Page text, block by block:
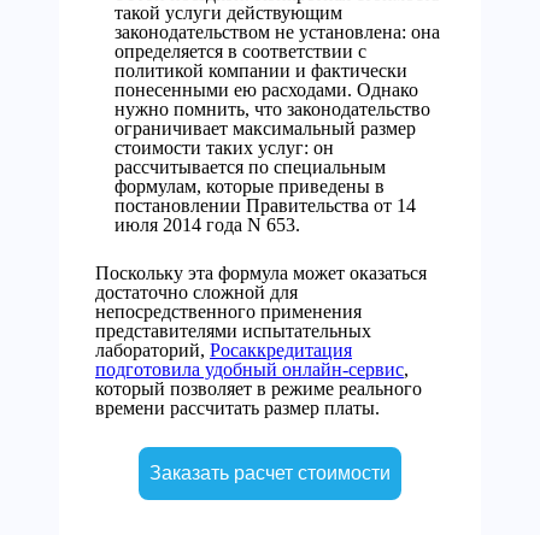
такой услуги действующим
законодательством не установлена: она
определяется в соответствии с
политикой компании и фактически
понесенными ею расходами. Однако
нужно помнить, что законодательство
ограничивает максимальный размер
стоимости таких услуг: он
рассчитывается по специальным
формулам, которые приведены в
постановлении Правительства от 14
июля 2014 года N 653.
Поскольку эта формула может оказаться
достаточно сложной для
непосредственного применения
представителями испытательных
лабораторий, Росаккредитация
подготовила удобный онлайн-сервис,
который позволяет в режиме реального
времени рассчитать размер платы.
Заказать расчет стоимости